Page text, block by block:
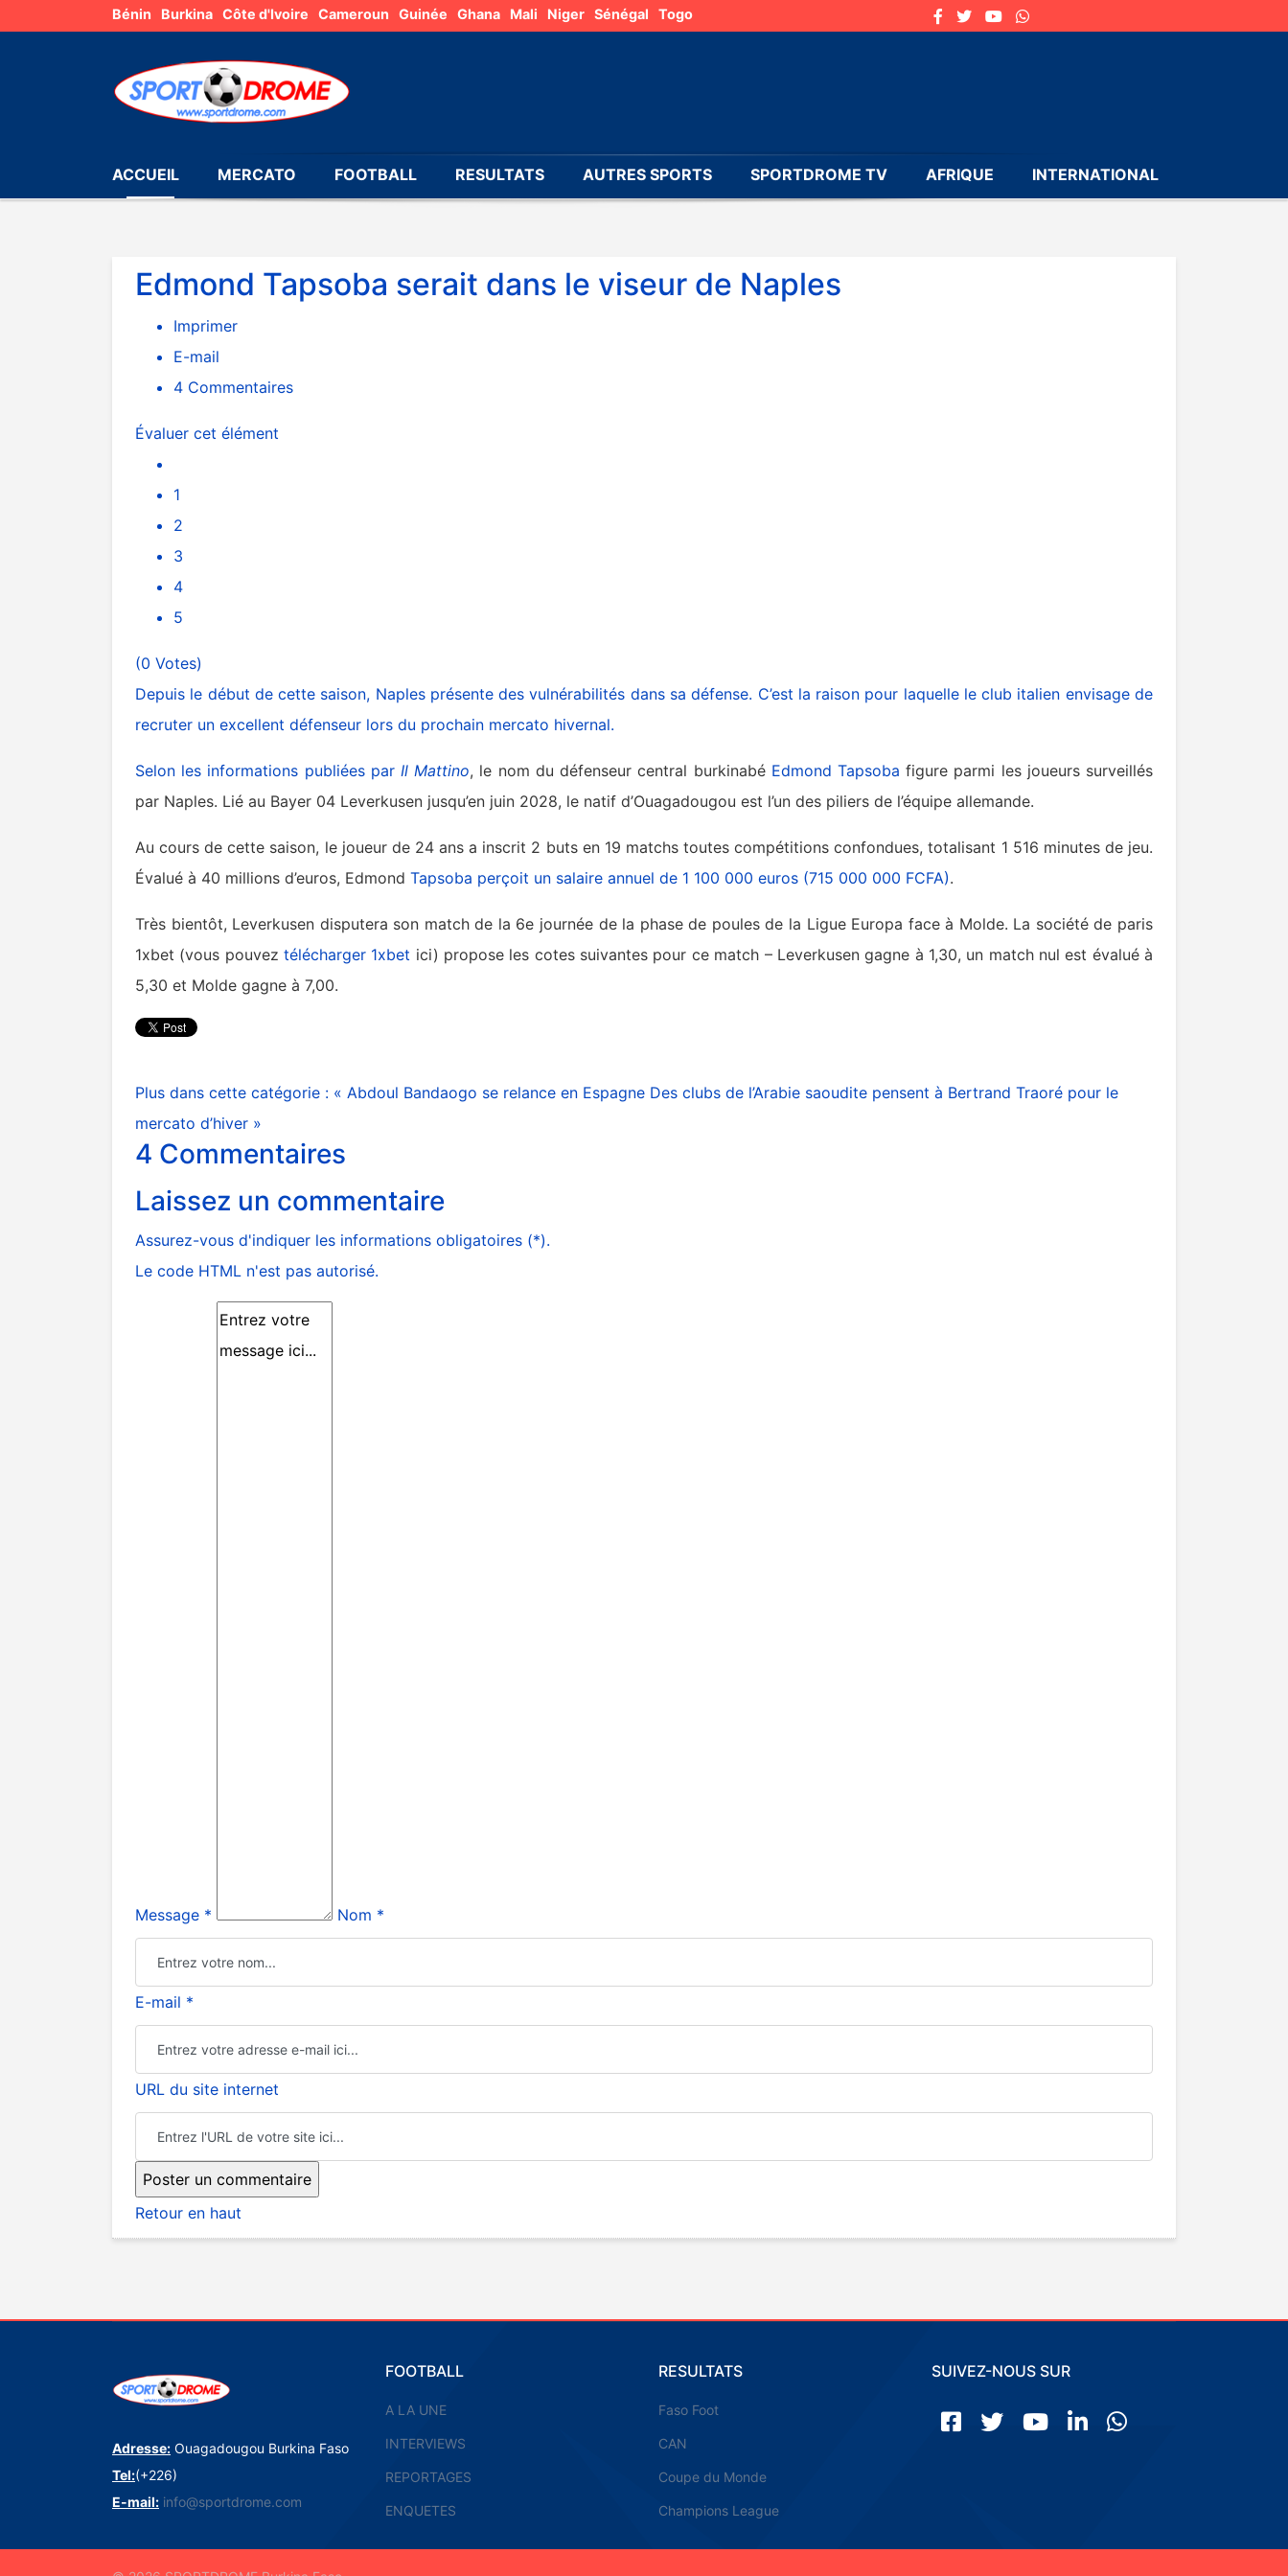
Bénin Burkina Côte d'Ivoire Cameroun Guinée Ghana Mali Niger Sénégal Togo
ACCUEIL MERCATO FOOTBALL RESULTATS AUTRES SPORTS SPORTDROME TV AFRIQUE INTERNATIONAL
Edmond Tapsoba serait dans le viseur de Naples
Imprimer
E-mail
4 Commentaires
Évaluer cet élément
1
2
3
4
5
(0 Votes)
Depuis le début de cette saison, Naples présente des vulnérabilités dans sa défense. C’est la raison pour laquelle le club italien envisage de
recruter un excellent défenseur lors du prochain mercato hivernal.
Selon les informations publiées parIl Mattino, le nom du défenseur central burkinabé Edmond Tapsoba figure parmi les joueurs surveillés
par Naples. Lié au Bayer 04 Leverkusen jusqu’en juin 2028, le natif d’Ouagadougou est l’un des piliers de l’équipe allemande.
Au cours de cette saison, le joueur de 24 ans a inscrit 2 buts en 19 matchs toutes compétitions confondues, totalisant 1 516 minutes de jeu.
Évalué à 40 millions d’euros, Edmond Tapsoba perçoit un salaire annuel de 1 100 000 euros (715 000 000 FCFA).
Très bientôt, Leverkusen disputera son match de la 6e journée de la phase de poules de la Ligue Europa face à Molde. La société de paris
1xbet (vous pouveztélécharger 1xbet ici) propose les cotes suivantes pour ce match – Leverkusen gagne à 1,30, un match nul est évalué à
5,30 et Molde gagne à 7,00.
Plus dans cette catégorie : « Abdoul Bandaogo se relance en Espagne Des clubs de l’Arabie saoudite pensent à Bertrand Traoré pour le
mercato d’hiver »
4 Commentaires
Laissez un commentaire
Assurez-vous d'indiquer les informations obligatoires (*).
Le code HTML n'est pas autorisé.
Message * Nom *
E-mail *
URL du site internet
Retour en haut
Adresse: Ouagadougou Burkina Faso
Tel:(+226)
E-mail: info@sportdrome.com
FOOTBALL
A LA UNE
INTERVIEWS
REPORTAGES
ENQUETES
RESULTATS
Faso Foot
CAN
Coupe du Monde
Champions League
SUIVEZ-NOUS SUR